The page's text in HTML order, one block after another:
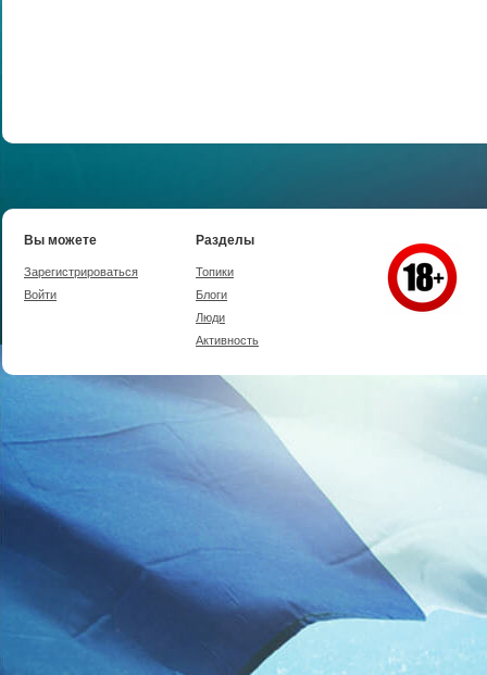
Вы можете
Зарегистрироваться
Войти
Разделы
Топики
Блоги
Люди
Активность